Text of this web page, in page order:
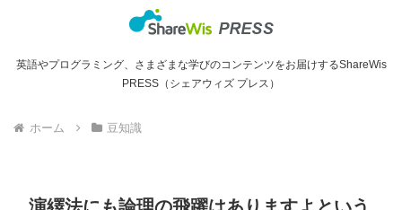
英語やプログラミング、さまざまな学びのコンテンツをお届けするShareWis
PRESS（シェアウィズ プレス）
ホーム 豆知識